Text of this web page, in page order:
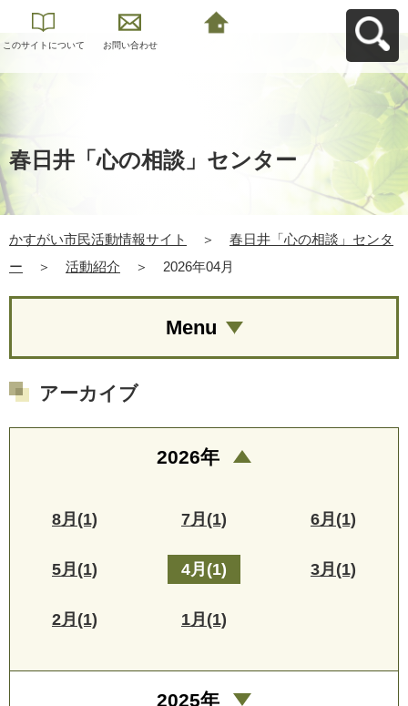
このサイトについて お問い合わせ
春日井「心の相談」センター
かすがい市民活動情報サイト ＞
春日井「心の相談」センタ
ー
＞ 活動紹介 ＞ 2026年04月
Menu
アーカイブ
2026年
8月(1) 7月(1) 6月(1)
5月(1) 4月(1) 3月(1)
2月(1) 1月(1)
2025年